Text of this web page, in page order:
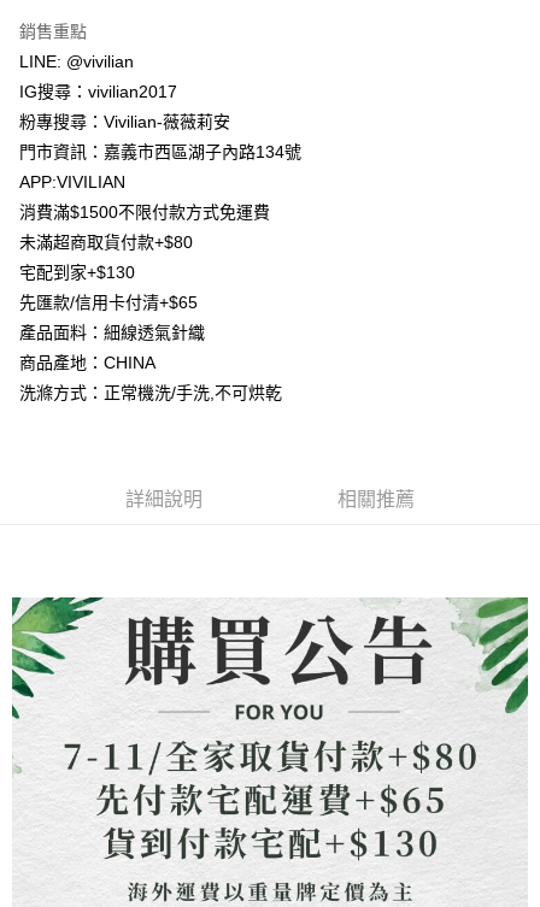
匯豐（台灣）商業銀行
聯邦商業銀行
元大商業銀行
台新國際商業銀行
台灣樂天信用卡公司
街口支付
悠遊付
Google Pay
大哥付你分期
相關說明
【大哥付你分期使用說明】
2.付款方式選擇「大哥付你分期」，訂單成立後會自動跳轉到大哥付的交易
流程，驗證手機門號後，選擇欲分期的期數、繳款截止日，確認付款後即完
成交易。
3.實際核准額度、可分期數及費用金額請依後續交易確認頁面所載為準。
4.訂單成立30分鐘內，如未前往確認交易或遇審核未通過，訂單將自動取
消。如遇「轉專審核」未通過狀況，表示未達大哥付你分期系統評分，恕無
2.透過簡訊連結打開帳單後，可選擇「超商條碼／台灣大直營門市／銀行轉
用戶於交易時，得透過本服務購買商品或服務，並由商店將買賣／分期付款
買賣價金債權讓與本公司後，依約使用本公司帳單繳交帳款。
2.基於同意付款使用「大哥付你分期」之契約關係目的，商店將以您的個人
資料（包含姓名、電話或地址）提供予台灣大哥大進項蒐集、處理及利用，
由本公司與您本人進行分期帳單所需資料之確認、核對及更正。
3.完整用戶服務條款，請詳閱以下連結：https://oppay.tw/userRule
AFTEE先享後付
相關說明
【關於「AFTEE先享後付」】
AFTEE先享後付是「在收到商品之後才付款」的支付方式。 讓您購物簡單
便利好安心！
１．簡單：不需註冊會員、不需綁卡、不需儲值。
２．便利：只要手機號碼，簡訊認證，即可結帳。
結帳頁面，進行簡訊認證並確認金額後，即可完成結帳。
購買商品的店家。未經商家同意取消之訂單仍視為有效，需透過AFTEE先享
後付繳納相關費用。
※ 交易是否成功請以「AFTEE先享後付 」之結帳頁面顯示為準，若有關於
是否繳費成功／繳費後需取消欲退款等相關疑問，請聯繫「AFTEE先享後付
客戶支援中心」
https://netprotections.freshdesk.com/support/home
【注意事項】
１．透過由恩沛科技股份有限公司提供之「AFTEE先享後付」服務完成之交
易，需依本服務之必要範圍內提供個人資料，並將交易相關給付款項請求債
權轉讓予恩沛科技股份有限公司。
２．關於個人資料處理事宜，請瀏覽以下網址：
https://aftee.tw/terms/#terms3
３．未成年的使用者請事先徵得法定代理人或監護人之同意方可使用
「AFTEE先享後付」，若未經同意申辦者引起之損失，本公司不負相關責
ATM付款
貨到付款
每筆NT$80，滿NT$1,500(含以上)免運費
先付款宅配到府
每筆NT$65，滿NT$1,500(含以上)免運費
貨到付款
每筆NT$130，滿NT$1,500(含以上)免運費
海外配送 查看運費
銷售重點
LINE: @vivilian
IG搜尋：vivilian2017
粉專搜尋：Vivilian-薇薇莉安
門市資訊：嘉義市西區湖子內路134號
APP:VIVILIAN
消費滿$1500不限付款方式免運費
未滿超商取貨付款+$80
宅配到家+$130
先匯款/信用卡付清+$65
產品面料：細線透氣針織
商品產地：CHINA
洗滌方式：正常機洗/手洗,不可烘乾
詳細說明 相關推薦